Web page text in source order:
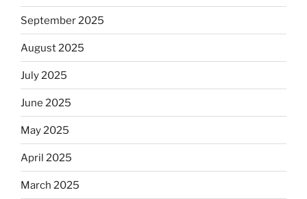
September 2025
August 2025
July 2025
June 2025
May 2025
April 2025
March 2025